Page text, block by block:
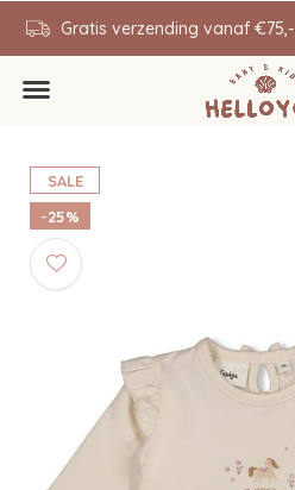
Gratis verzending vanaf €75,-
SALE
-25%